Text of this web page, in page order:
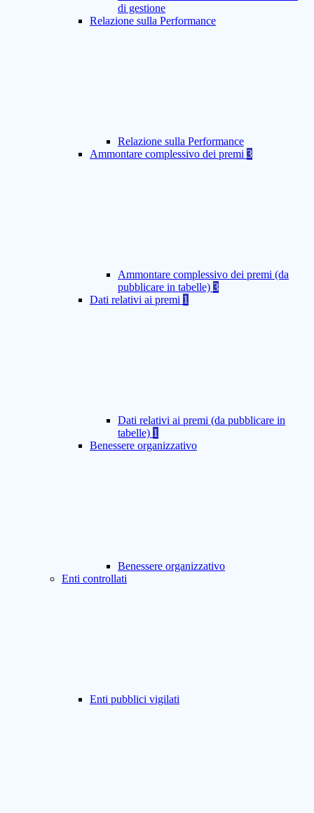
di gestione
Relazione sulla Performance
Relazione sulla Performance
Ammontare complessivo dei premi 3
Ammontare complessivo dei premi (da
pubblicare in tabelle) 3
Dati relativi ai premi 1
Dati relativi ai premi (da pubblicare in
tabelle) 1
Benessere organizzativo
Benessere organizzativo
Enti controllati
Enti pubblici vigilati